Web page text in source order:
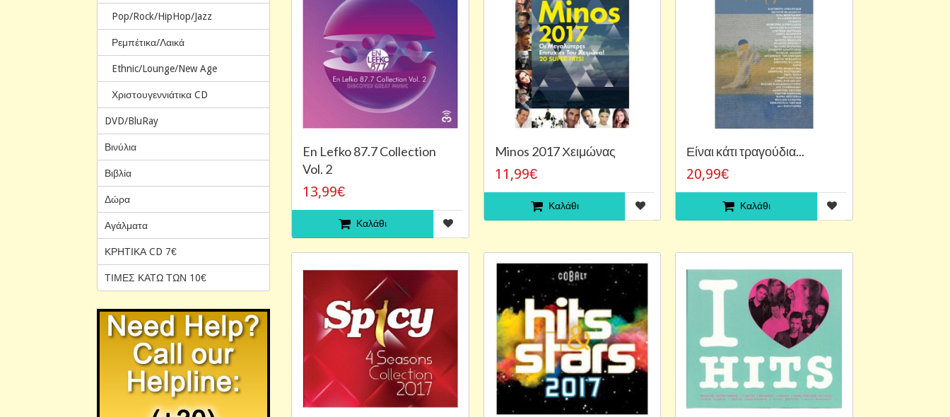
Pop/Rock/HipHop/Jazz
Ρεμπέτικα/Λαικά
Ethnic/Lounge/New Age
Χριστουγεννιάτικα CD
DVD/BluRay
Βινύλια
Βιβλία
Δώρα
Αγάλματα
ΚΡΗΤΙΚΑ CD 7€
ΤΙΜΕΣ ΚΑΤΩ ΤΩΝ 10€
En Lefko 87.7 Collection
Vol. 2
13,99€
Καλάθι
Minos 2017 Χειμώνας
11,99€
Καλάθι
Είναι κάτι τραγούδια...
20,99€
Καλάθι